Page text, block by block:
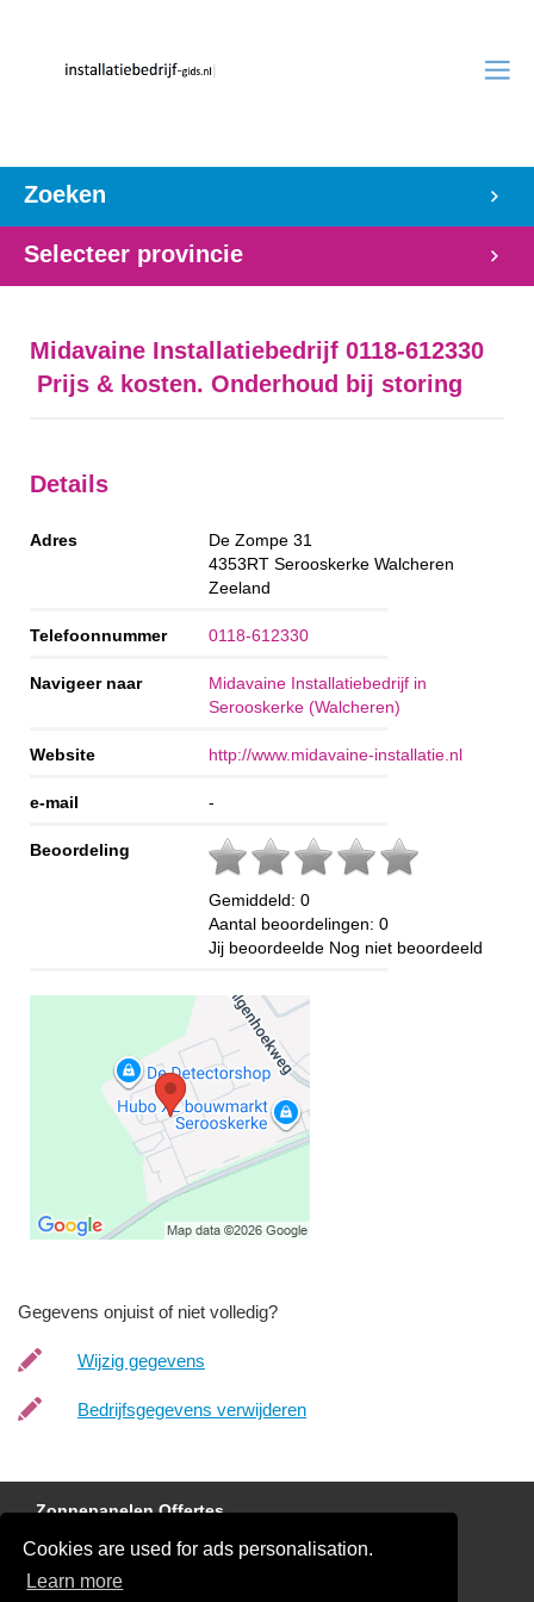
Cookies are used for ads personalisation.
Learn more
Zoeken
Selecteer provincie
Midavaine Installatiebedrijf 0118-612330
Prijs & kosten. Onderhoud bij storing
Details
Adres
De Zompe 31
4353RT Serooskerke Walcheren
Zeeland
Telefoonnummer 0118-612330
Navigeer naar
Midavaine Installatiebedrijf in
Serooskerke (Walcheren)
Website http://www.midavaine-installatie.nl
e-mail -
Beoordeling
Gemiddeld: 0
Aantal beoordelingen: 0
Jij beoordeelde Nog niet beoordeeld
Gegevens onjuist of niet volledig?
Wijzig gegevens
Bedrijfsgegevens verwijderen
Zonnepanelen Offertes
Laadpaal Offertes
Elektricien Offertes